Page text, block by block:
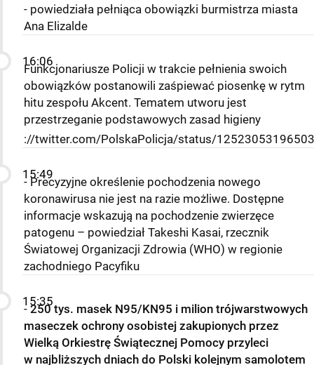
- powiedziała pełniąca obowiązki burmistrza miasta
Ana Elizalde
16:06
Funkcjonariusze Policji w trakcie pełnienia swoich
obowiązków postanowili zaśpiewać piosenkę w rytm
hitu zespołu Akcent. Tematem utworu jest
przestrzeganie podstawowych zasad higieny
://twitter.com/PolskaPolicja/status/
15:49
- Precyzyjne określenie pochodzenia nowego
koronawirusa nie jest na razie możliwe. Dostępne
informacje wskazują na pochodzenie zwierzęce
patogenu – powiedział Takeshi Kasai, rzecznik
Światowej Organizacji Zdrowia (WHO) w regionie
zachodniego Pacyfiku
15:35
- 250 tys. masek N95/KN95 i milion trójwarstwowych
maseczek ochrony osobistej zakupionych przez
Wielką Orkiestrę Świątecznej Pomocy przyleci
w najbliższych dniach do Polski kolejnym samolotem